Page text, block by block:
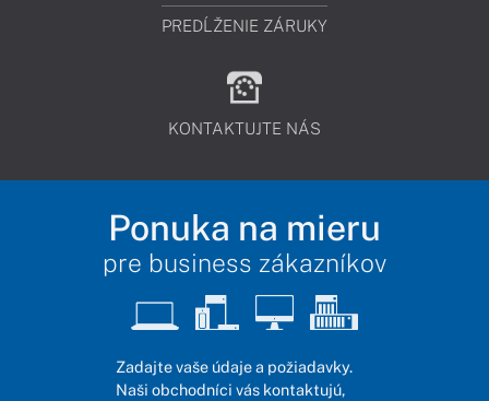
PREDĹŽENIE ZÁRUKY
KONTAKTUJTE NÁS
Ponuka na mieru
pre business zákazníkov
Zadajte vaše údaje a požiadavky.
Naši obchodníci vás kontaktujú,